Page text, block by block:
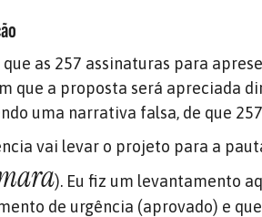
as 257 assinaturas para
que a proposta será apreciada
uma narrativa falsa, de que
vai levar o projeto para a
). Eu fiz um levantamento
de urgência (aprovado) e